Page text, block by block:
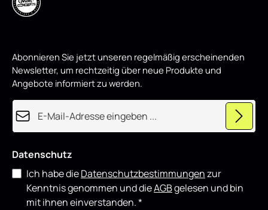
Abonnieren Sie jetzt unseren regelmäßig erscheinenden
Newsletter, um rechtzeitig über neue Produkte und
Angebote informiert zu werden.
E-Mail-Adresse*
Datenschutz
Ich habe dieDatenschutzbestimmungenzur
Kenntnis genommen und dieAGBgelesen und bin
mit ihnen einverstanden.*